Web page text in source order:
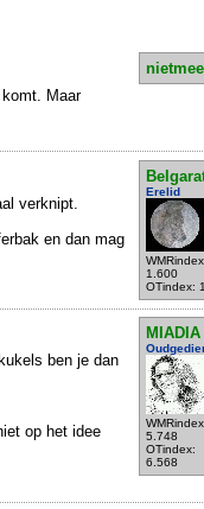
Maar
Erelid
1.600
OTindex:
verknipt.
en dan mag
MIADIA
5.748
OTindex:
6.568
ben je dan
op het idee